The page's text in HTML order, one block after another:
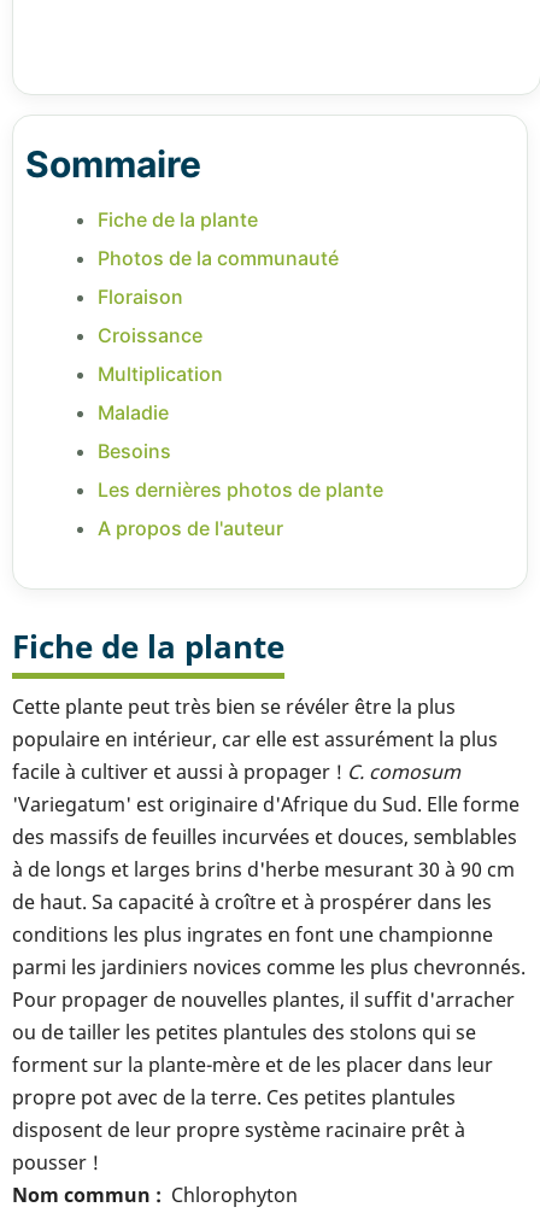
Sommaire
Fiche de la plante
Photos de la communauté
Floraison
Croissance
Multiplication
Maladie
Besoins
Les dernières photos de plante
A propos de l'auteur
Fiche de la plante
Cette plante peut très bien se révéler être la plus
populaire en intérieur, car elle est assurément la plus
facile à cultiver et aussi à propager ! C. comosum
'Variegatum' est originaire d'Afrique du Sud. Elle forme
des massifs de feuilles incurvées et douces, semblables
à de longs et larges brins d'herbe mesurant 30 à 90 cm
de haut. Sa capacité à croître et à prospérer dans les
conditions les plus ingrates en font une championne
parmi les jardiniers novices comme les plus chevronnés.
Pour propager de nouvelles plantes, il suffit d'arracher
ou de tailler les petites plantules des stolons qui se
forment sur la plante-mère et de les placer dans leur
propre pot avec de la terre. Ces petites plantules
disposent de leur propre système racinaire prêt à
pousser !
Nom commun
Chlorophyton